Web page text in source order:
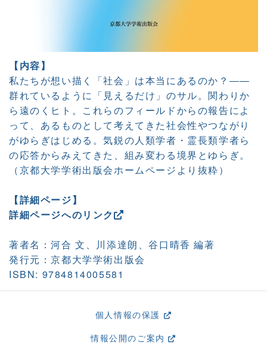
【内容】
私たちが想い描く「社会」は本当にあるのか？――
群れているように「見えるだけ」のサル。関わりか
ら遠のくヒト。これらのフィールドからの報告によ
って、あるものとして考えてきた社会性やつながり
がゆらぎはじめる。気鋭の人類学者・霊長類学者ら
の応答からみえてきた、組み変わる境界とゆらぎ。
（京都大学学術出版会ホームページより抜粋）
【詳細ページ】
詳細ページへのリンク
著者名：河合 文、川添達朗、谷口晴香 編著
発行元：京都大学学術出版会
ISBN: 9784814005581
個人情報の保護
情報公開のご案内